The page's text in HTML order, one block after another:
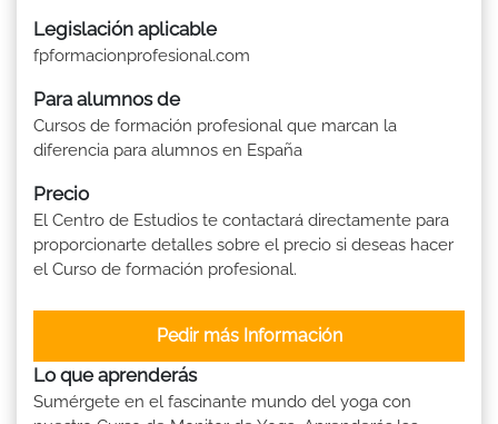
Legislación aplicable
fpformacionprofesional.com
Para alumnos de
Cursos de formación profesional que marcan la
diferencia para alumnos en España
Precio
El Centro de Estudios te contactará directamente para
proporcionarte detalles sobre el precio si deseas hacer
el Curso de formación profesional.
Pedir más Información
Lo que aprenderás
Sumérgete en el fascinante mundo del yoga con